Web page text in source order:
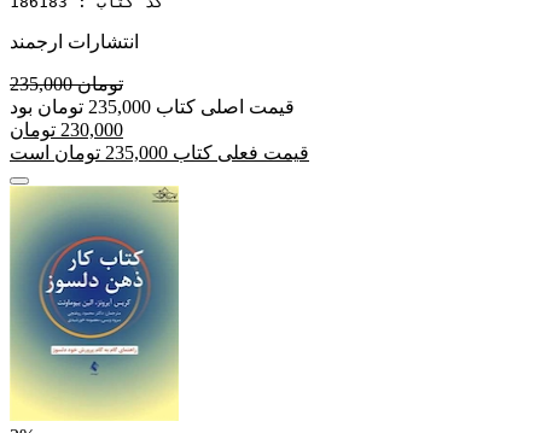
انتشارات ارجمند
235,000 تومان
قیمت اصلی کتاب 235,000 تومان بود
230,000 تومان
قیمت فعلی کتاب 235,000 تومان است